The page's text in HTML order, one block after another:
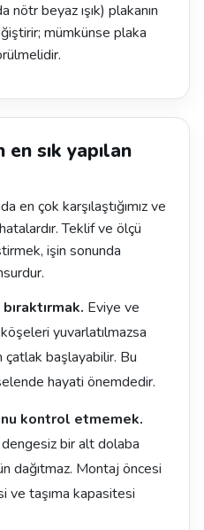
nötr beyaz ışık) plakanın
mümkünse plaka
sık yapılan
en çok karşılaştığımız ve
Teklif ve ölçü
işin sonunda
Eviye ve
yuvarlatılmazsa
çatlak başlayabilir. Bu
hayati önemdedir.
kontrol etmemek.
bir alt dolaba
dağıtmaz. Montaj öncesi
ve taşıma kapasitesi